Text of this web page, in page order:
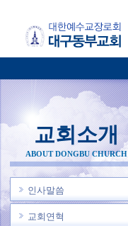
교회소개
ABOUT DONGBU CHURCH
인사말씀
교회연혁